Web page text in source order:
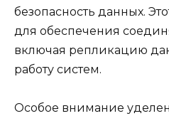
безопасность данных.
для обеспечения
включая репликацию
работу систем.
Особое внимание